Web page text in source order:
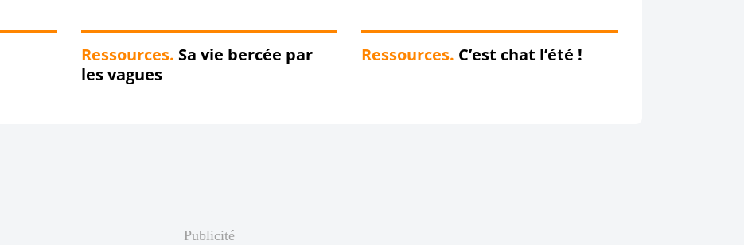
Ressources. Sa vie bercée par
les vagues
Ressources. C’est chat l’été !
Publicité